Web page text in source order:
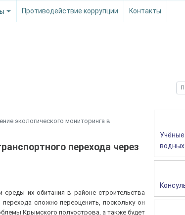
Противодействие коррупции Контакты
экологического мониторинга в
перехода через
их обитания в районе строительства
сложно переоценить, поскольку он
Крымского полуострова, а также будет
водных